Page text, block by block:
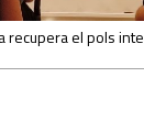
recupera el pols